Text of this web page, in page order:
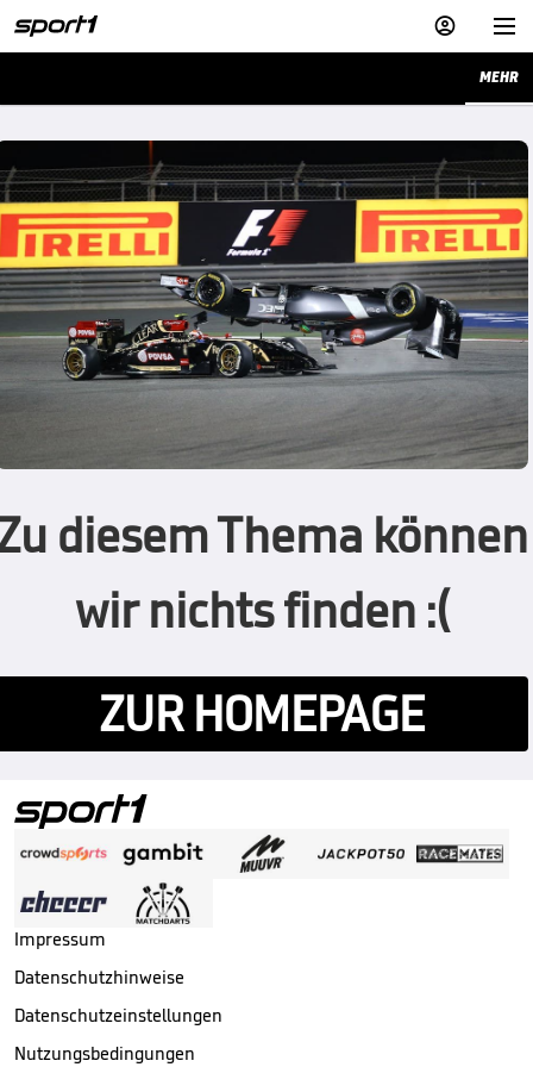


MEHR
diesem Thema können
wir nichts finden :(
ZUR HOMEPAGE
Impressum
Datenschutzhinweise
Datenschutzeinstellungen
Nutzungsbedingungen